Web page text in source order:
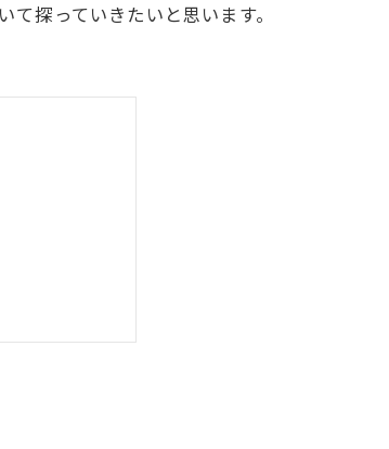
探っていきたいと思います。